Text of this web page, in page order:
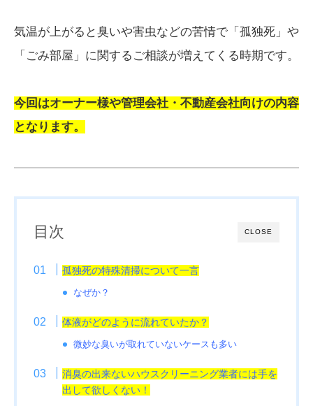
気温が上がると臭いや害虫などの苦情で「孤独死」や
「ごみ部屋」に関するご相談が増えてくる時期です。
今回はオーナー様や管理会社・不動産会社向けの内容
となります。
CLOSE
目次
孤独死の特殊清掃について一言
なぜか？
体液がどのように流れていたか？
微妙な臭いが取れていないケースも多い
消臭の出来ないハウスクリーニング業者には手を
出して欲しくない！